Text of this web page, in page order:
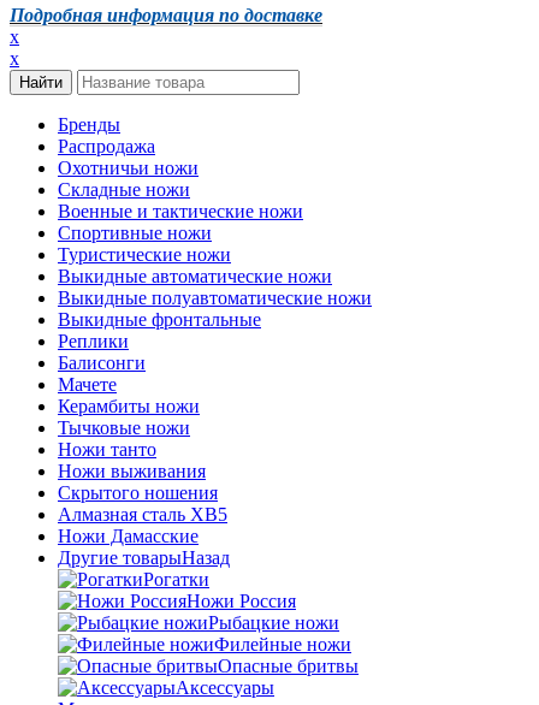
Подробная информация по доставке
x
x
Бренды
Распродажа
Охотничьи ножи
Складные ножи
Военные и тактические ножи
Спортивные ножи
Туристические ножи
Выкидные автоматические ножи
Выкидные полуавтоматические ножи
Выкидные фронтальные
Реплики
Балисонги
Мачете
Керамбиты ножи
Тычковые ножи
Ножи танто
Ножи выживания
Скрытого ношения
Алмазная сталь ХВ5
Ножи Дамасские
Другие товарыНазад
Рогатки
Ножи Россия
Рыбацкие ножи
Филейные ножи
Опасные бритвы
Аксессуары